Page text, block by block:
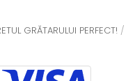
GRĂTARULUI PERFECT! /